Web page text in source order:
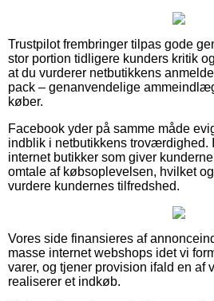
Trustpilot frembringer tilpas gode
stor portion tidligere kunders kritik
at du vurderer netbutikkens
pack – genanvendelige
køber.
Facebook yder på samme måde
indblik i netbutikkens troværdighed.
internet butikker som giver
omtale af købsoplevelsen, hvilket
vurdere kundernes tilfredshed.
Vores side finansieres af
masse internet webshops idet vi
varer, og tjener provision ifald en af
realiserer et indkøb.